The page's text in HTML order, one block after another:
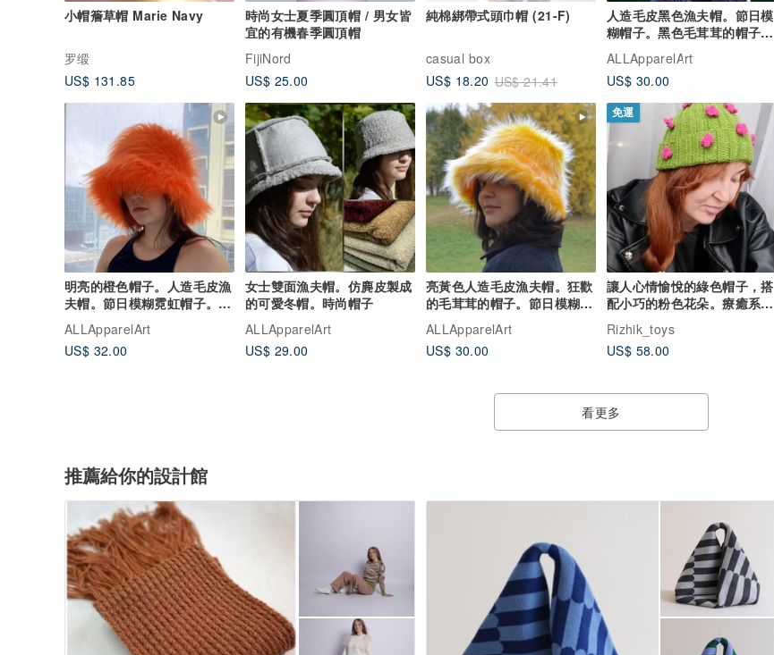
小帽簷草帽 Marie Navy
罗缎
US$ 131.85
時尚女士夏季圓頂帽 / 男女皆
宜的有機春季圓頂帽
FijiNord
US$ 25.00
純棉綁帶式頭巾帽 (21-F)
casual box
US$ 18.20 US$ 21.41
人造毛皮黑色漁夫帽。節日模
糊帽子。黑色毛茸茸的帽子。
ALLApparelArt
US$ 30.00
明亮的橙色帽子。人造毛皮漁
夫帽。節日模糊霓虹帽子。狂
ALLApparelArt
US$ 32.00
女士雙面漁夫帽。仿麂皮製成
的可愛冬帽。時尚帽子
ALLApparelArt
US$ 29.00
亮黃色人造毛皮漁夫帽。狂歡
的毛茸茸的帽子。節日模糊霓
ALLApparelArt
US$ 30.00
免運
讓人心情愉悅的綠色帽子，搭
配小巧的粉色花朵。療癒系帽
Rizhik_toys
US$ 58.00
看更多
推薦給你的設計館